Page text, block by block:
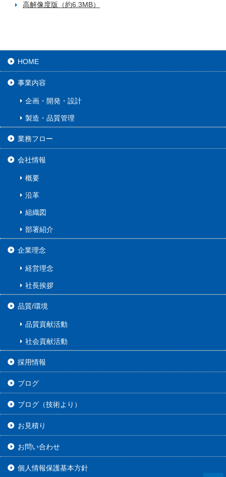
高解像度版（約6.3MB）
HOME
事業内容
企画・開発・設計
製造・品質管理
業務フロー
会社情報
概要
沿革
組織図
部署紹介
企業理念
経営理念
社長挨拶
品質/環境
品質貢献活動
社会貢献活動
採用情報
ブログ
ブログ（技術より）
お見積り
お問い合わせ
個人情報保護基本方針